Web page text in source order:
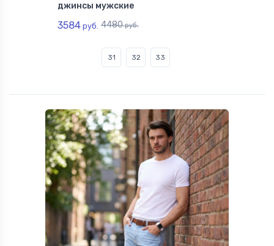
джинсы мужские
3584 руб. 4480руб.
31 32 33